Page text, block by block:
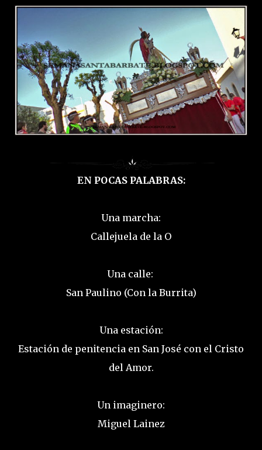
EN POCAS PALABRAS:
Una marcha:
Callejuela de la O
Una calle:
San Paulino (Con la Burrita)
Una estación:
Estación de penitencia en San José con el Cristo
del Amor.
Un imaginero:
Miguel Lainez